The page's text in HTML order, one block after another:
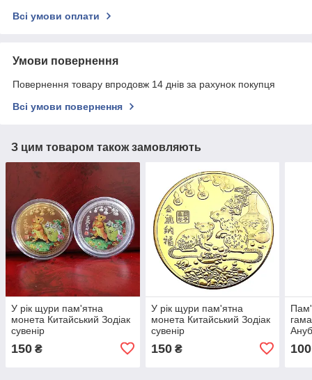
Всі умови оплати
Умови повернення
Повернення товару впродовж 14 днів за рахунок покупця
Всі умови повернення
З цим товаром також замовляють
У рік щури пам'ятна
монета Китайський Зодіак
сувенір
150 ₴
У рік щури пам'ятна
монета Китайський Зодіак
сувенір
150₴ 100